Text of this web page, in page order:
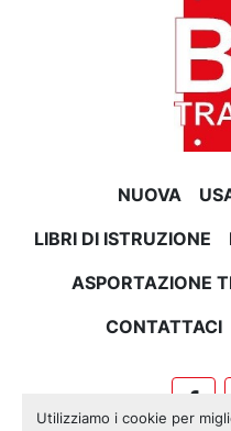
Utilizziamo i cookie per
NUOVA
LIBRI DI ISTRUZIONE
ASPORTAZIONE
CONTATTACI